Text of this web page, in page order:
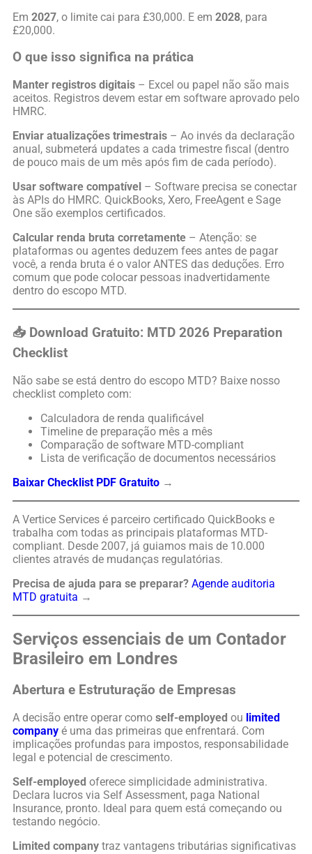
Em 2027, o limite cai para £30,000. E em 2028, para
£20,000.
O que isso significa na prática
Manter registros digitais – Excel ou papel não são mais
aceitos. Registros devem estar em software aprovado pelo
HMRC.
Enviar atualizações trimestrais – Ao invés da declaração
anual, submeterá updates a cada trimestre fiscal (dentro
de pouco mais de um mês após fim de cada período).
Usar software compatível – Software precisa se conectar
às APIs do HMRC. QuickBooks, Xero, FreeAgent e Sage
One são exemplos certificados.
Calcular renda bruta corretamente – Atenção: se
plataformas ou agentes deduzem fees antes de pagar
você, a renda bruta é o valor ANTES das deduções. Erro
comum que pode colocar pessoas inadvertidamente
dentro do escopo MTD.
📥 Download Gratuito: MTD 2026 Preparation
Checklist
Não sabe se está dentro do escopo MTD? Baixe nosso
checklist completo com:
Calculadora de renda qualificável
Timeline de preparação mês a mês
Comparação de software MTD-compliant
Lista de verificação de documentos necessários
Baixar Checklist PDF Gratuito →
A Vertice Services é parceiro certificado QuickBooks e
trabalha com todas as principais plataformas MTD-
compliant. Desde 2007, já guiamos mais de 10.000
clientes através de mudanças regulatórias.
Precisa de ajuda para se preparar? Agende auditoria
MTD gratuita →
Serviços essenciais de um Contador
Brasileiro em Londres
Abertura e Estruturação de Empresas
A decisão entre operar como self-employed ou limited
company é uma das primeiras que enfrentará. Com
implicações profundas para impostos, responsabilidade
legal e potencial de crescimento.
Self-employed oferece simplicidade administrativa.
Declara lucros via Self Assessment, paga National
Insurance, pronto. Ideal para quem está começando ou
testando negócio.
Limited company traz vantagens tributárias significativas